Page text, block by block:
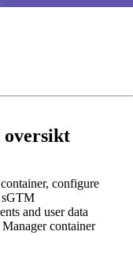
oversikt
configure
sGTM
and user data
container